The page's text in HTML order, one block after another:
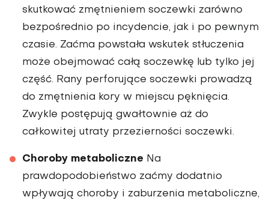
skutkować zmętnieniem so­czewki zarówno
bezpośrednio po incydencie, jak i po pew­nym
czasie. Zaćma powstała wskutek stłuczenia
może obejmować całą soczewkę lub tylko jej
część. Rany per­forujące soczewki prowadzą
do zmętnienia kory w miejscu pęknięcia.
Zwykle postępują gwałtownie aż do
całkowitej utraty przezierności soczewki.
Choroby metaboliczne Na
prawdopodobieństwo zaćmy dodatnio
wpływają choroby i zaburzenia meta­boliczne,